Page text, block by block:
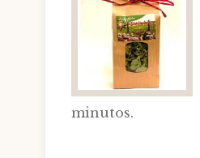
minutos.